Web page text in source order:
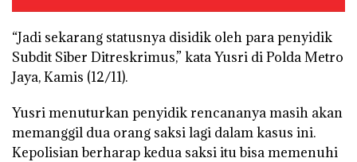
“Jadi sekarang statusnya disidik oleh para penyidik
Subdit Siber Ditreskrimus,” kata Yusri di Polda Metro
Jaya, Kamis (12/11).
Yusri menuturkan penyidik rencananya masih akan
memanggil dua orang saksi lagi dalam kasus ini.
Kepolisian berharap kedua saksi itu bisa memenuhi